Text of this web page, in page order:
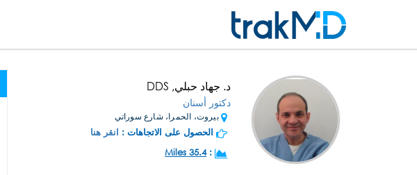
د. جهاد حبلي, DDS
دكتور أسنان
بيروت، الحمرا، شارع سوراتي
الحصول على الاتجاهات : انقر هنا
:
35.4 Miles